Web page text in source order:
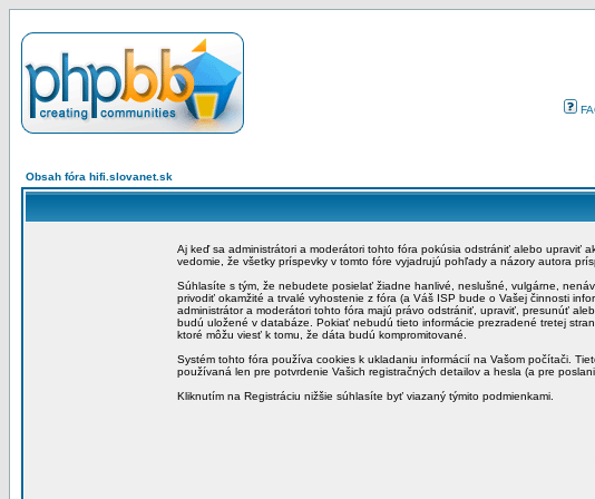
Obsah fóra hifi.slovanet.sk
Aj keď sa administrátori a moderátori tohto fóra pokúsia odstrániť alebo upraviť
vedomie, že všetky príspevky v tomto fóre vyjadrujú pohľady a názory autora
Súhlasíte s tým, že nebudete posielať žiadne hanlivé, neslušné, vulgárne,
privodiť okamžité a trvalé vyhostenie z fóra (a Váš ISP bude o Vašej činnosti
administrátor a moderátori tohto fóra majú právo odstrániť, upraviť, presunúť
budú uložené v databáze. Pokiať nebudú tieto informácie prezradené tretej
ktoré môžu viesť k tomu, že dáta budú kompromitované.
Systém tohto fóra používa cookies k ukladaniu informácií na Vašom počítači.
používaná len pre potvrdenie Vašich registračných detailov a hesla (a pre
Kliknutím na Registráciu nižšie súhlasíte byť viazaný týmito podmienkami.